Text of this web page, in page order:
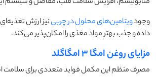
وجودویتامین‌های محلول در چربینیز ارزش
داده و جذب بهتر مواد مغذی را امکان‌پذیر می‌کند.
مزایای روغن امگا ۳ امگاگلد
مصرف منظم این مکمل فواید متعددی برای سلامت